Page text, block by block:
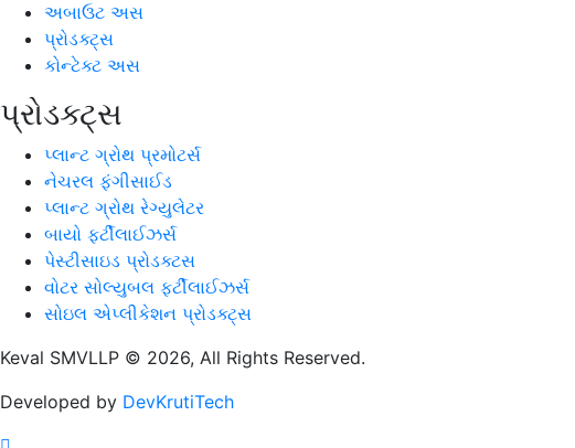
અબાઉટ અસ
પ્રોડક્ટ્સ
કોન્ટેક્ટ અસ
પ્રોડક્ટ્સ
પ્લાન્ટ ગ્રોથ પ્રમોટર્સ
નેચરલ ફંગીસાઈડ
પ્લાન્ટ ગ્રોથ રેગ્યુલેટર
બાયો ફર્ટીલાઈઝર્સ
પેસ્ટીસાઇડ પ્રોડક્ટસ
વોટર સોલ્યુબલ ફર્ટીલાઈઝર્સ
સોઇલ એપ્લીકેશન પ્રોડક્ટ્સ
Keval SMVLLP © 2026, All Rights Reserved.
Developed by DevKrutiTech